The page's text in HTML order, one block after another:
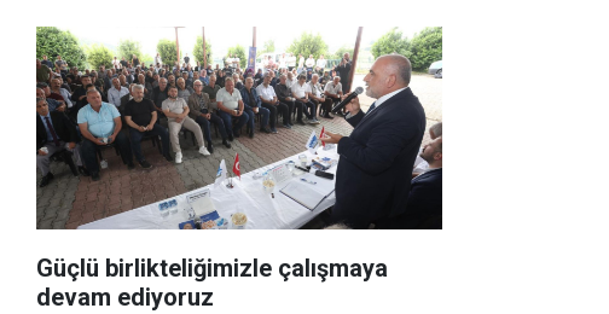
Güçlü birlikteliğimizle çalışmaya
devam ediyoruz